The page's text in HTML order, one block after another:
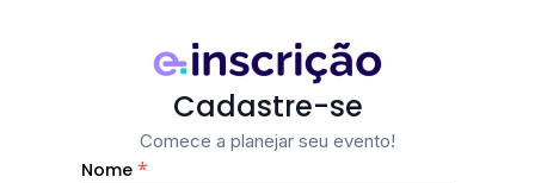
Cadastre-se
Comece a planejar seu evento!
Nome *